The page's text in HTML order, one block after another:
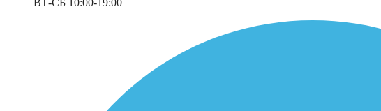
ВТ-СБ 10:00-19:00